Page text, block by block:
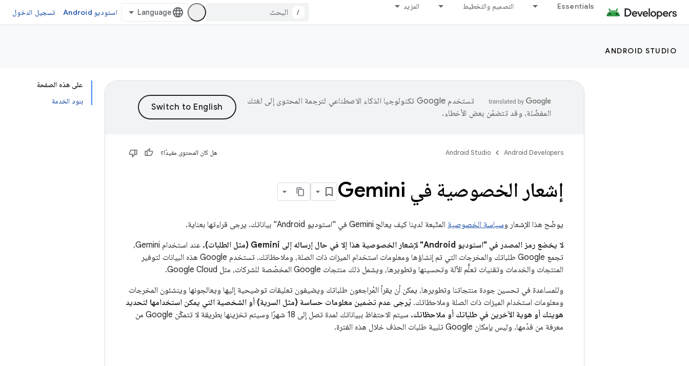
Essentials التصميم والتخطيط المزيد
/ استوديو Android تسجيل الدخول
ANDROID STUDIO
على هذه الصفحة
بنود الخدمة
تستخدم Google تكنولوجيا الذكاء الاصطناعي لترجمة المحتوى إلى لغتك
المفضّلة، وقد تتضمّن بعض الأخطاء.
Android Developers
Android Studio هل كان المحتوى مفيدًا؟
إشعار الخصوصية في Gemini
يوضّح هذا الإشعار وسياسة الخصوصية المتّبعة لدينا كيف يعالج Gemini في "استوديو Android" بياناتك. يرجى قراءتها بعناية.
لا يخضع رمز المصدر في "استوديو Android" لإشعار الخصوصية هذا إلا في حال إرساله إلى Gemini (مثل الطلبات).
عند استخدام Gemini،
تجمع Google طلباتك والمخرجات التي تم إنشاؤها ومعلومات استخدام الميزات ذات الصلة، وملاحظاتك. تستخدم Google هذه البيانات لتوفير
المنتجات والخدمات وتقنيات تعلُّم الآلة وتحسينها وتطويرها، ويشمل ذلك منتجات Google المخصّصة للشركات، مثل Google Cloud.
وللمساعدة في تحسين جودة منتجاتنا وتطويرها، يمكن أن يقرأ المُراجعون طلباتك ويضيفون تعليقات توضيحية إليها ويعالجونها وينشئون المخرجات
ومعلومات استخدام الميزات ذات الصلة وملاحظاتك. يُرجى عدم تضمين معلومات حساسة (مثل السرية) أو الشخصية التي يمكن استخدامها لتحديد
هويتك أو هوية الآخرين في طلباتك أو ملاحظاتك.
سيتم الاحتفاظ ببياناتك لمدة تصل إلى 18 شهرًا وسيتم تخزينها بطريقة لا تتمكّن Google من
معرفة من قدّمها. وليس بإمكان Google تلبية طلبات الحذف خلال هذه الفترة.